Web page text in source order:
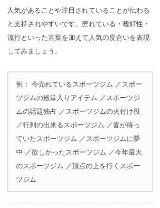
人気があることや注目されていることが伝わる
と支持されやすいです。売れている・嗜好性・
流行といった言葉を加えて人気の度合いを表現
してみましょう。
例： 今売れているスポーツジム ／スポー
ツジムの殿堂入りアイテム ／スポーツジ
ムの話題独占 ／スポーツジムの火付け役
／行列の出来るスポーツジム ／皆が待っ
ていたスポーツジム ／スポーツジムに夢
中 ／欲しかったスポーツジム ／今年最大
のスポーツジム ／頂点の上を行くスポー
ツジム